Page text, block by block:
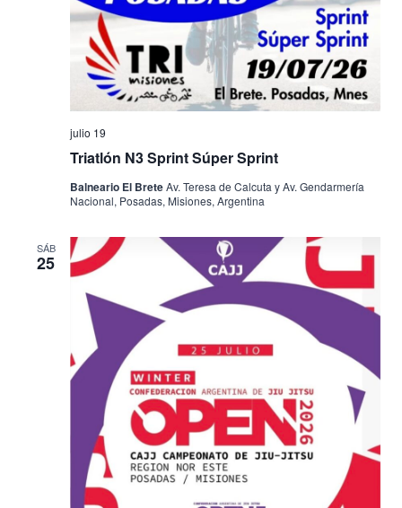
Triatlón N3 Sprint Súper Sprint
julio 19
Balneario El BreteAv. Teresa de Calcuta y Av. Gendarmería
Nacional, Posadas, Misiones, Argentina
SÁB
25